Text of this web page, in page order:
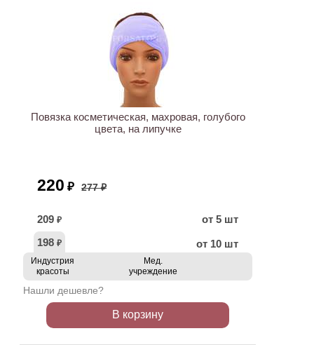
Повязка косметическая, махровая, голубого
цвета, на липучке
220 ₽ 277 ₽
209 ₽
от 5 шт
198 ₽ от 10 шт
Индустрия
красоты
Мед.
учреждение
Нашли дешевле?
В корзину